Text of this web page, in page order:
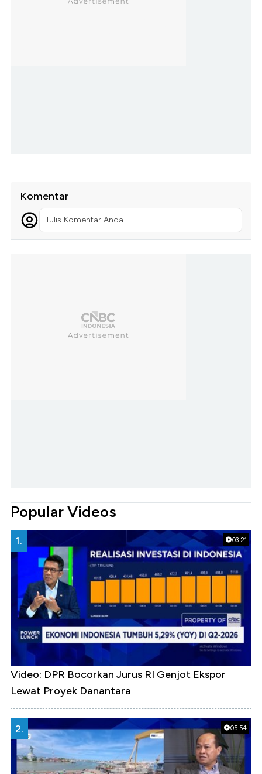
Komentar
Tulis Komentar Anda...
Popular Videos
03:21
1.
Video: DPR Bocorkan Jurus RI Genjot Ekspor
Lewat Proyek Danantara
05:54
2.